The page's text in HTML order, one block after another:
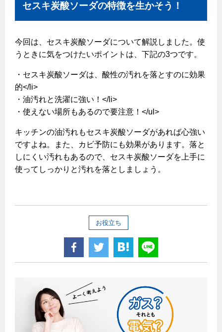
セスキ炭酸ソーダの特徴を生かそう！
今回は、セスキ炭酸ソーダについて解説しました。使
うときに気をつけたいポイントは、下記の3つです。
・セスキ炭酸ソーダは、酸性の汚れを落とすのに効果
的</li>
・油汚れと洗濯に強い！</li>
・使えない場所もあるので要注意！</ul>
キッチンの油汚れもセスキ炭酸ソーダがあれば心強い
ですよね。また、カビ予防にも効果があります。落と
しにくい汚れもあるので、セスキ炭酸ソーダを上手に
使ってしっかりと汚れを落としましょう。
お役立ち